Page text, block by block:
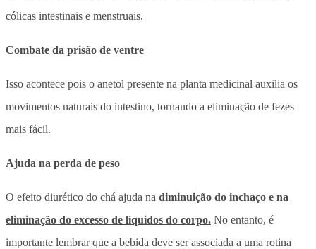
cólicas intestinais e menstruais.
Combate da prisão de ventre
Isso acontece pois o anetol presente na planta medicinal auxilia os
movimentos naturais do intestino, tornando a eliminação de fezes
mais fácil.
Ajuda na perda de peso
O efeito diurético do chá ajuda na diminuição do inchaço e na
eliminação do excesso de líquidos do corpo. No entanto, é
importante lembrar que a bebida deve ser associada a uma rotina